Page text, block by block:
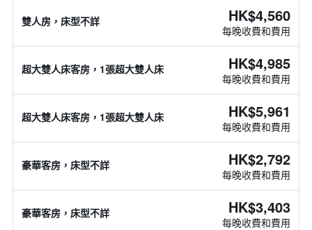
雙人房，床型不詳 HK$4,560
每晚收費和費用
超大雙人床客房，1張超大雙人床 HK$4,985
每晚收費和費用
超大雙人床客房，1張超大雙人床 HK$5,961
每晚收費和費用
豪華客房，床型不詳 HK$2,792
每晚收費和費用
豪華客房，床型不詳 HK$3,403
每晚收費和費用